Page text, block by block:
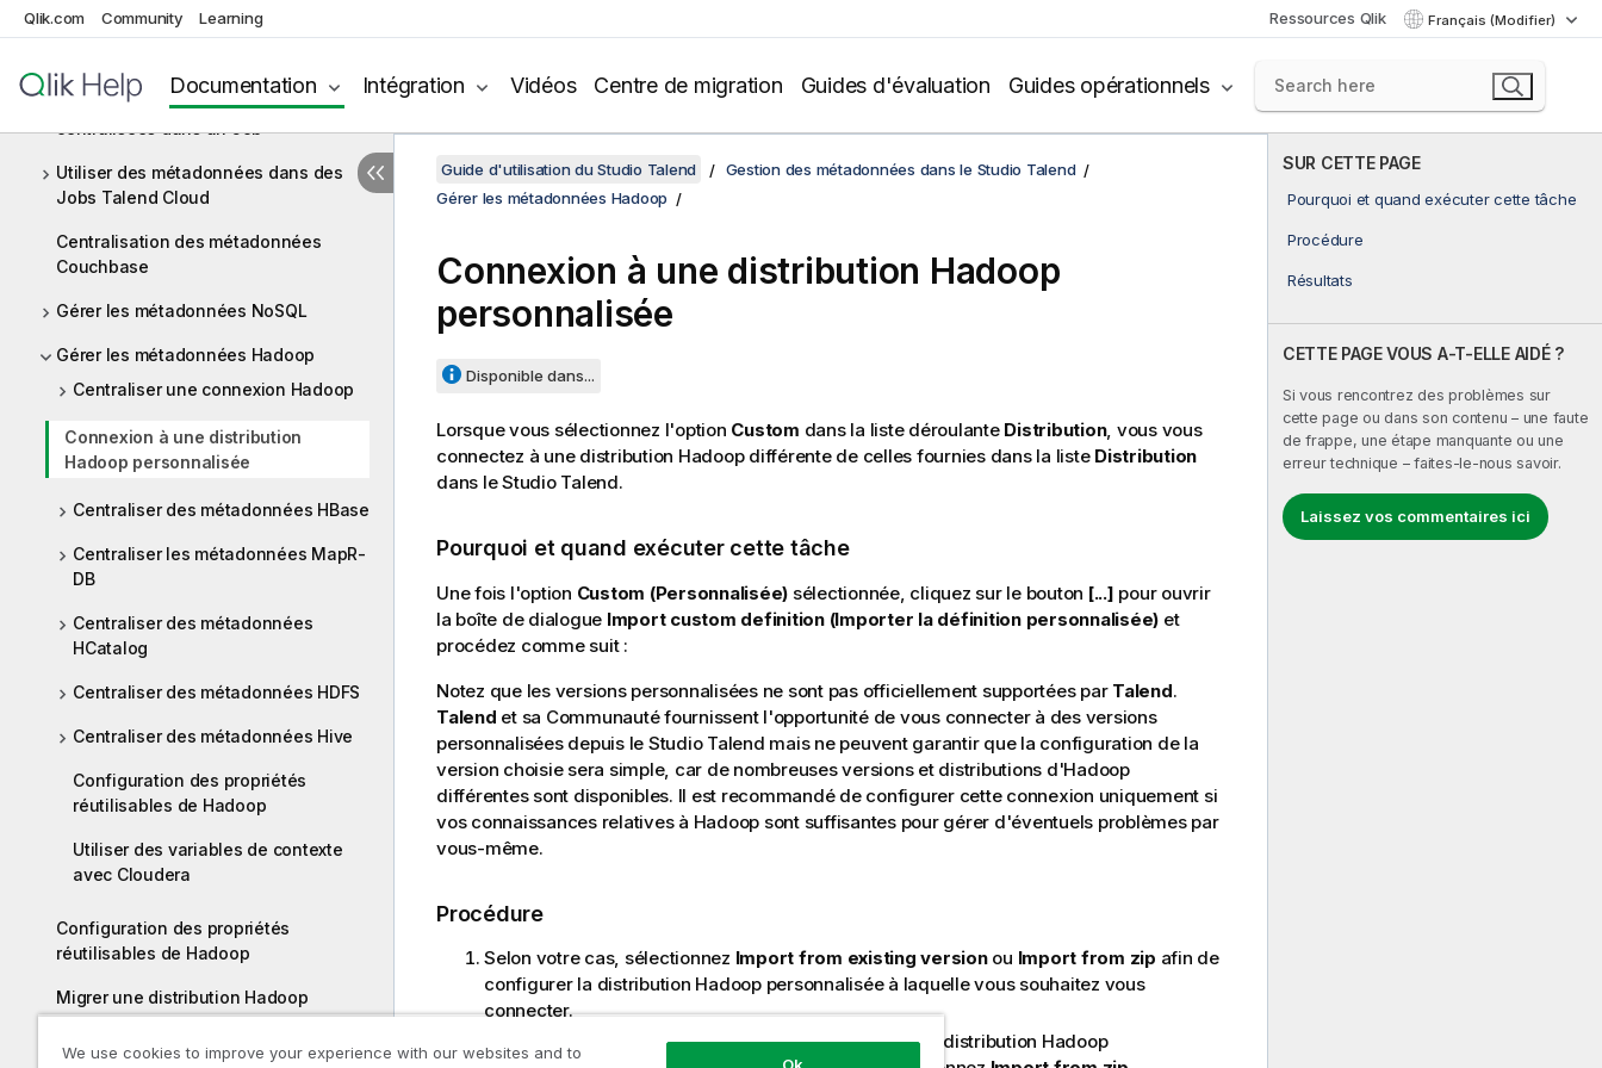
Qlik.com Community Learning Ressources Qlik Français (Modifier)
Documentation Intégration Vidéos Centre de migration Guides d'évaluation Guides opérationnels
Importer des métadonnées à partir
Comment utiliser les métadonnées
centralisées dans un Job
Utiliser des métadonnées dans des
Jobs Talend Cloud
Centralisation des métadonnées
Couchbase
Gérer les métadonnées NoSQL
Gérer les métadonnées Hadoop
Centraliser une connexion Hadoop
Connexion à une distribution
Hadoop personnalisée
Centraliser des métadonnées HBase
Centraliser les métadonnées MapR-
DB
Centraliser des métadonnées
HCatalog
Centraliser des métadonnées HDFS
Centraliser des métadonnées Hive
Configuration des propriétés
réutilisables de Hadoop
Utiliser des variables de contexte
avec Cloudera
Configuration des propriétés
réutilisables de Hadoop
Migrer une distribution Hadoop
SUR CETTE PAGE
Pourquoi et quand exécuter cette tâche
Procédure
Résultats
CETTE PAGE VOUS A-T-ELLE AIDÉ ?
Si vous rencontrez des problèmes sur
cette page ou dans son contenu – une faute
de frappe, une étape manquante ou une
erreur technique – faites-le-nous savoir.
Laissez vos commentaires ici
Guide d'utilisation du Studio Talend
Gestion des métadonnées dans le Studio Talend
Gérer les métadonnées Hadoop
Connexion à une distribution Hadoop
personnalisée
Disponible dans...
Lorsque vous sélectionnez l'option Custom dans la liste déroulante Distribution, vous vous
connectez à une distribution Hadoop différente de celles fournies dans la liste Distribution
dans leStudio Talend.
Pourquoi et quand exécuter cette tâche
Une fois l'option Custom (Personnalisée) sélectionnée, cliquez sur le bouton [...] pour ouvrir
la boîte de dialogue Import custom definition (Importer la définition personnalisée) et
procédez comme suit :
Notez que les versions personnalisées ne sont pas officiellement supportées par Talend.
Talend et sa Communauté fournissent l'opportunité de vous connecter à des versions
personnalisées depuis le Studio Talend mais ne peuvent garantir que la configuration de la
version choisie sera simple, car de nombreuses versions et distributions d'Hadoop
différentes sont disponibles. Il est recommandé de configurer cette connexion uniquement si
vos connaissances relatives à Hadoop sont suffisantes pour gérer d'éventuels problèmes par
vous-même.
Procédure
Selon votre cas, sélectionnez Import from existing versionou Import from zip afin de
configurer la distribution Hadoop personnalisée à laquelle vous souhaitez vous
connecter.
Si vous avez le fichier .zip de configuration de la distribution Hadoop
We use cookies to improve your experience with our websites and to